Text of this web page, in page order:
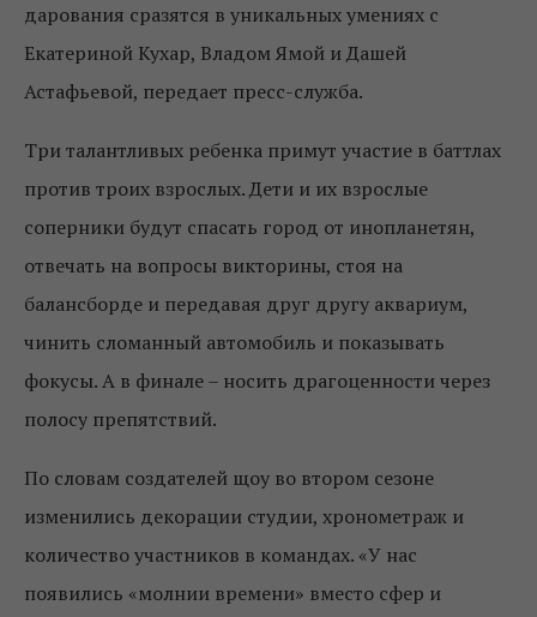
дарования сразятся в уникальных умениях с
Екатериной Кухар, Владом Ямой и Дашей
Астафьевой, передает пресс-служба.
Три талантливых ребенка примут участие в баттлах
против троих взрослых. Дети и их взрослые
соперники будут спасать город от инопланетян,
отвечать на вопросы викторины, стоя на
балансборде и передавая друг другу аквариум,
чинить сломанный автомобиль и показывать
фокусы. А в финале – носить драгоценности через
полосу препятствий.
По словам создателей щоу во втором сезоне
изменились декорации студии, хронометраж и
количество участников в командах. «У нас
появились «молнии времени» вместо сфер и